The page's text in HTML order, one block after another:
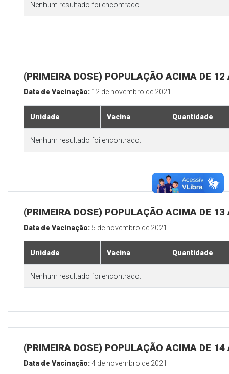
Nenhum resultado foi encontrado.
(PRIMEIRA DOSE) POPULAÇÃO ACIMA DE 12
Data de Vacinação: 12 de novembro de 2021
Unidade Vacina Quantidade
Nenhum resultado foi encontrado.
(PRIMEIRA DOSE) POPULAÇÃO ACIMA DE 13
Data de Vacinação: 5 de novembro de 2021
Unidade Vacina Quantidade
Nenhum resultado foi encontrado.
(PRIMEIRA DOSE) POPULAÇÃO ACIMA DE 14
Data de Vacinação:4 de novembro de 2021